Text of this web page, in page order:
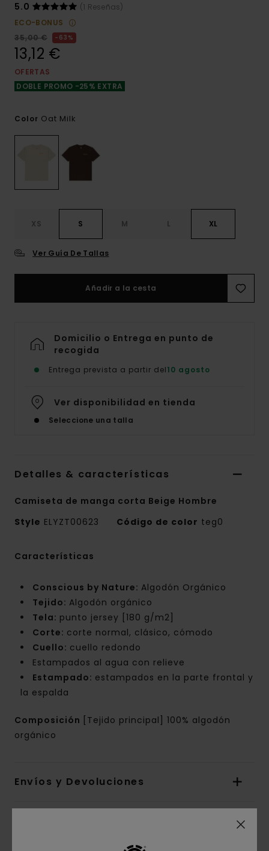
5.0
(1 Reseñas)
ECO-BONUS
35,00 €
63%
13,12 €
OFERTAS
DOBLE PROMO -25% EXTRA
Color Oat Milk
XS S M L XL
Ver Guía De Tallas
Añadir a la cesta
Domicilio o Entrega en punto de
recogida
Entrega prevista a partir del10 agosto
Ver disponibilidad en tienda
Seleccione una talla
Detalles & características
Camiseta de manga corta Beige Hombre
Style ELYZT00623 Código de color teg0
Características
Conscious by Nature: Algodón Orgánico
Tejido: Algodón orgánico
Tela: punto jersey [180 g/m2]
Corte: corte normal, clásico, cómodo
Cuello: cuello redondo
Estampados al agua con relieve
Estampado: estampados en la parte frontal y
la espalda
Composición
[Tejido principal] 100% algodón
orgánico
Envíos y Devoluciones